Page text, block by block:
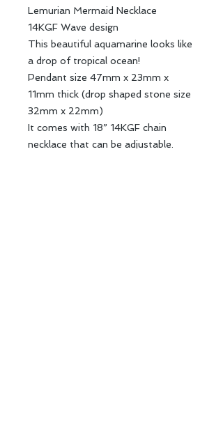
Lemurian Mermaid Necklace
14KGF Wave design
This beautiful aquamarine looks like
a drop of tropical ocean!
Pendant size 47mm x 23mm x
11mm thick (drop shaped stone size
32mm x 22mm)
It comes with 18” 14KGF chain
necklace that can be adjustable.